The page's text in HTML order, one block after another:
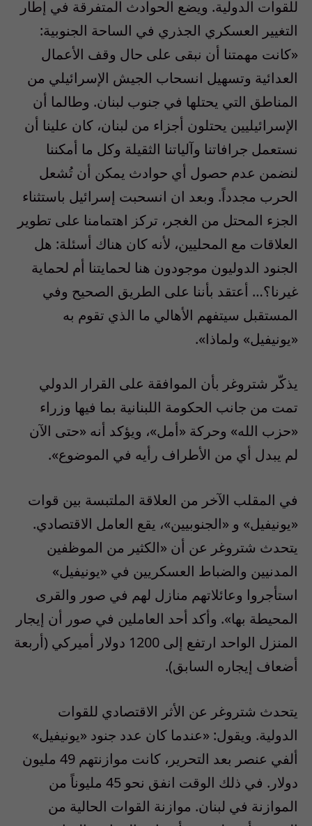
للقوات الدولية. ويضع الحوادث المتفرقة في إطار
التغيير العسكري الجذري في الساحة الجنوبية:
«كانت مهمتنا أن نبقى على حال وقف الأعمال
العدائية وتسهيل انسحاب الجيش الإسرائيلي من
المناطق التي يحتلها في جنوب لبنان. وطالما أن
الإسرائيليين يحتلون أجزاء من لبنان، كان علينا أن
نستعمل جرافاتنا وآلياتنا الثقيلة وكل ما أمكننا
لنضمن عدم حصول أي حوادث يمكن أن تُشعل
الحرب مجدداً. وبعد ان انسحبت إسرائيل باستثناء
الجزء المحتل من الغجر، تركز اهتمامنا على تطوير
العلاقات مع المحليين، لأنه كان هناك أسئلة: هل
الجنود الدوليون موجودون هنا لحمايتنا أم لحماية
غيرنا؟… أعتقد بأننا على الطريق الصحيح وفي
المستقبل سيتفهم الأهالي ما الذي تقوم به
«يونيفيل» ولماذا».
يذكّر شتروغر بأن الموافقة على القرار الدولي
تمت من جانب الحكومة اللبنانية بما فيها وزراء
«حزب الله» وحركة «أمل»، ويؤكد أنه «حتى الآن
لم يبدل أي من الأطراف رأيه في الموضوع».
في المقلب الآخر من العلاقة الملتبسة بين قوات
«يونيفيل» و «الجنوبيين»، يقع العامل الاقتصادي.
يتحدث شتروغر عن أن «الكثير من الموظفين
المدنيين والضباط العسكريين في «يونيفيل»
استأجروا وعائلاتهم منازل لهم في صور والقرى
المحيطة بها». وأكد أحد العاملين في صور أن إيجار
المنزل الواحد ارتفع إلى 1200 دولار أميركي (أربعة
أضعاف إيجاره السابق).
يتحدث شتروغر عن الأثر الاقتصادي للقوات
الدولية. ويقول: «عندما كان عدد جنود «يونيفيل»
ألفي عنصر بعد التحرير، كانت موازنتهم 49 مليون
دولار. في ذلك الوقت انفق نحو 45 مليوناً من
الموازنة في لبنان. موازنة القوات الحالية من